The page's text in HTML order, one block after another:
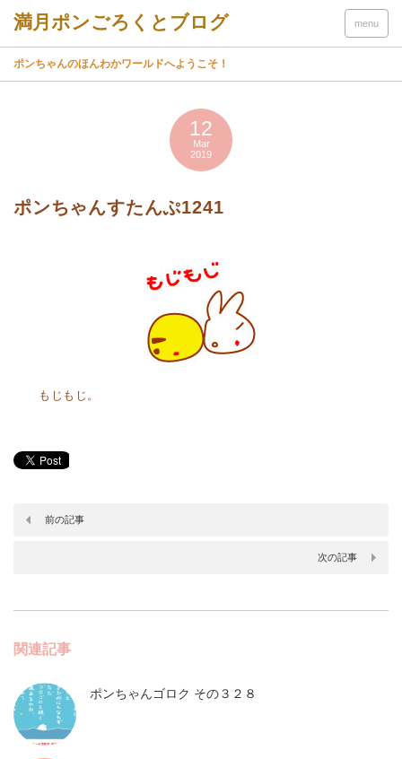
menu
ポンちゃんのほんわかワールドへようこそ！
12
Mar
2019
ポンちゃんすたんぷ1241
もじもじ。
前の記事
次の記事
関連記事
ポンちゃんゴロク その３２８